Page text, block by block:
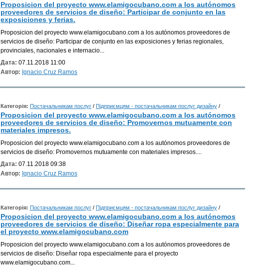
Proposicion del proyecto www.elamigocubano.com a los autónomos
proveedores de servicios de diseño: Participar de conjunto en las
exposiciones y ferias.
Proposicion del proyecto www.elamigocubano.com a los autónomos proveedores de
servicios de diseño: Participar de conjunto en las exposiciones y ferias regionales,
provinciales, nacionales e internacio...
Дата: 07.11.2018 11:00
Автор: Ignacio Cruz Ramos
Категорія: Постачальникам послуг / Підприємцям - постачальникам послуг дизайну /
Proposicion del proyecto www.elamigocubano.com a los autónomos
proveedores de servicios de diseño: Promovernos mutuamente con
materiales impresos.
Proposicion del proyecto www.elamigocubano.com a los autónomos proveedores de
servicios de diseño: Promovernos mutuamente con materiales impresos....
Дата: 07.11.2018 09:38
Автор: Ignacio Cruz Ramos
Категорія: Постачальникам послуг / Підприємцям - постачальникам послуг дизайну /
Proposicion del proyecto www.elamigocubano.com a los autónomos
proveedores de servicios de diseño: Diseñar ropa especialmente para
el proyecto www.elamigocubano.com
Proposicion del proyecto www.elamigocubano.com a los autónomos proveedores de
servicios de diseño: Diseñar ropa especialmente para el proyecto
www.elamigocubano.com...